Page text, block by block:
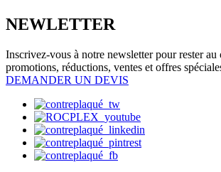
NEWLETTER
Inscrivez-vous à notre newsletter pour rester au
promotions, réductions, ventes et offres
DEMANDER UN DEVIS